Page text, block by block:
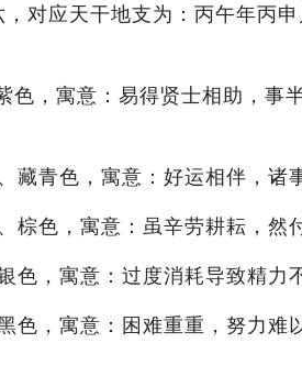
对应天干地支为：丙午年丙
色，寓意：易得贤士相助，事
藏青色，寓意：好运相伴，诸
棕色，寓意：虽辛劳耕耘，然
色，寓意：过度消耗导致精力
色，寓意：困难重重，努力难